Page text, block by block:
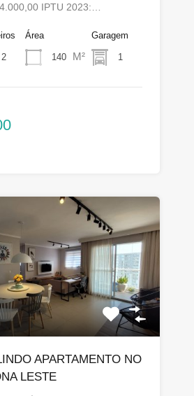
IPTU 2023:…
2
Área
140 M²
Garagem
1
APARTAMENTO NO
LESTE